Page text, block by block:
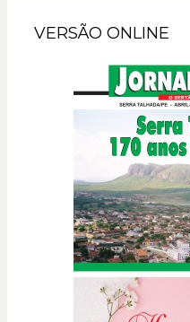
VERSÃO ONLINE